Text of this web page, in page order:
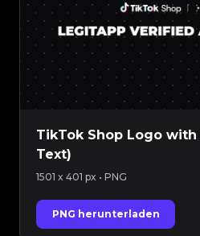
TikTok Shop Logo
Text)
1501 x 401 px • PNG
PNG herunterladen